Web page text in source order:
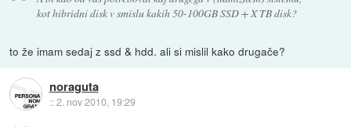
kot hibridni disk v smislu kakih 50-100GB SSD + X TB disk?
to že imam sedaj z ssd & hdd. ali si mislil kako drugače?
noraguta
::2. nov 2010, 19:29